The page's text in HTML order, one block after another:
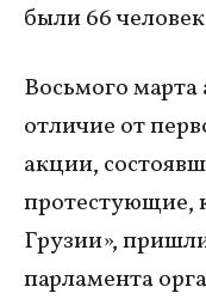
были 66
Восьмого марта
отличие от
акции,
протестующие,
Грузии»,
парламента